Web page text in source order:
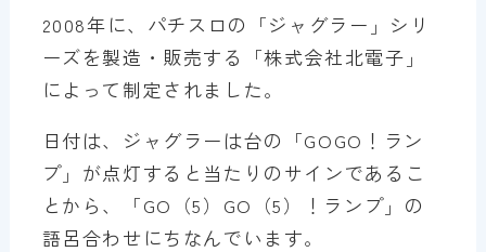
2008年に、パチスロの「ジャグラー」シリ
ーズを製造・販売する「株式会社北電子」
によって制定されました。
日付は、ジャグラーは台の「GOGO！ラン
プ」が点灯すると当たりのサインであるこ
とから、「GO（5）GO（5）！ランプ」の
語呂合わせにちなんでいます。